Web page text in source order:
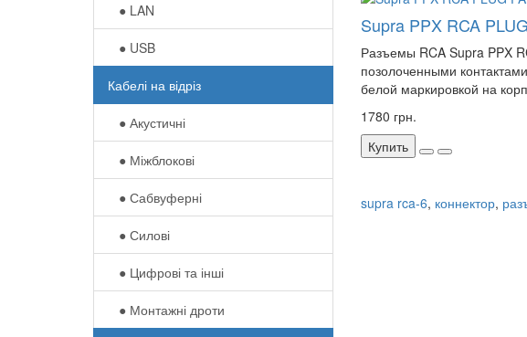
● LAN
● USB
Кабелі на відріз
● Акустичні
● Міжблокові
● Сабвуферні
● Силові
● Цифрові та інші
● Монтажні дроти
Supra PPX RCA
Разъемы RCA Supra PPX
позолоченными
белой маркировкой на
1780 грн.
Купить
supra rca-6, коннектор,